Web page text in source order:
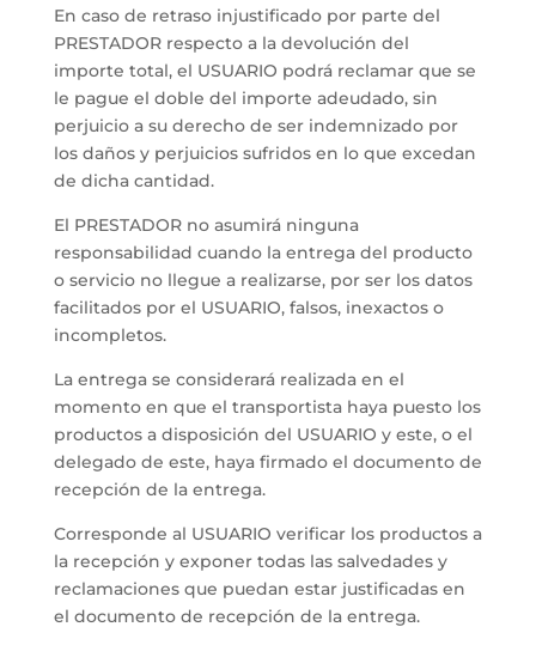
En caso de retraso injustificado por parte del
PRESTADOR respecto a la devolución del
importe total, el USUARIO podrá reclamar que se
le pague el doble del importe adeudado, sin
perjuicio a su derecho de ser indemnizado por
los daños y perjuicios sufridos en lo que excedan
de dicha cantidad.
El PRESTADOR no asumirá ninguna
responsabilidad cuando la entrega del producto
o servicio no llegue a realizarse, por ser los datos
facilitados por el USUARIO, falsos, inexactos o
incompletos.
La entrega se considerará realizada en el
momento en que el transportista haya puesto los
productos a disposición del USUARIO y este, o el
delegado de este, haya firmado el documento de
recepción de la entrega.
Corresponde al USUARIO verificar los productos a
la recepción y exponer todas las salvedades y
reclamaciones que puedan estar justificadas en
el documento de recepción de la entrega.